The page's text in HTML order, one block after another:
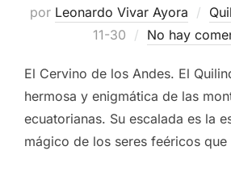
por Leonardo Vivar Ayora
11-30
No hay
El Cervino de los Andes. El
hermosa y enigmática de las
ecuatorianas. Su escalada es la
mágico de los seres feéricos que